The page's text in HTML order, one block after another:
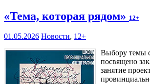
«Тема, которая рядом» 12+
01.05.2026 Новости, 12+
Выбору темы
посвящено
занятие